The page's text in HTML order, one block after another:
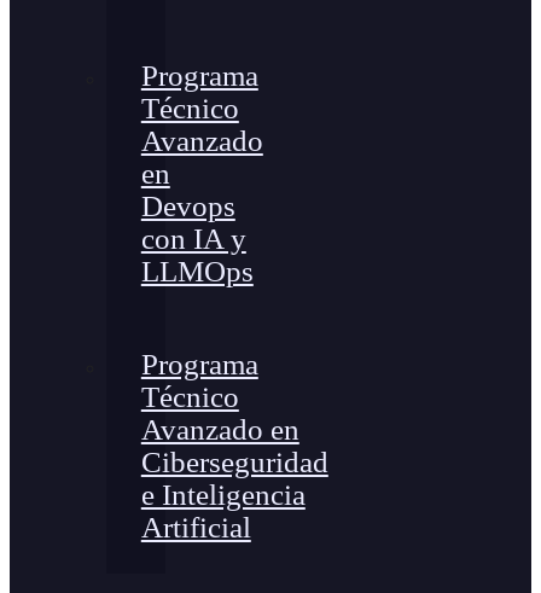
Programa
Técnico
Avanzado
en
Devops
con IA y
LLMOps
Programa
Técnico
Avanzado en
Ciberseguridad
e Inteligencia
Artificial